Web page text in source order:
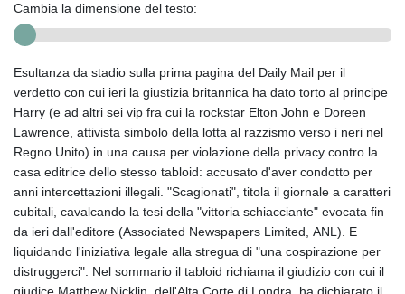
Cambia la dimensione del testo:
Esultanza da stadio sulla prima pagina del Daily Mail per il
verdetto con cui ieri la giustizia britannica ha dato torto al principe
Harry (e ad altri sei vip fra cui la rockstar Elton John e Doreen
Lawrence, attivista simbolo della lotta al razzismo verso i neri nel
Regno Unito) in una causa per violazione della privacy contro la
casa editrice dello stesso tabloid: accusato d'aver condotto per
anni intercettazioni illegali. "Scagionati", titola il giornale a caratteri
cubitali, cavalcando la tesi della "vittoria schiacciante" evocata fin
da ieri dall'editore (Associated Newspapers Limited, ANL). E
liquidando l'iniziativa legale alla stregua di "una cospirazione per
distruggerci". Nel sommario il tabloid richiama il giudizio con cui il